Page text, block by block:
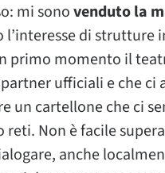
mi sonovenduto la
di
primo momento il
ufficiali e che ci
un cartellone che ci
reti. Non è facile
anche